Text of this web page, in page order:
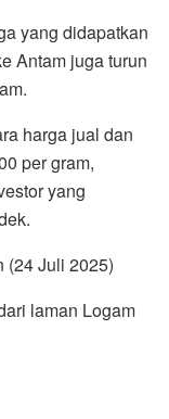
yang didapatkan
Antam juga turun
harga jual dan
per gram,
yang
(24 Juli 2025)
laman Logam